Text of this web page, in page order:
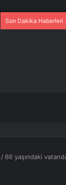
Son Dakika Haberleri
/ 66 yaşındaki